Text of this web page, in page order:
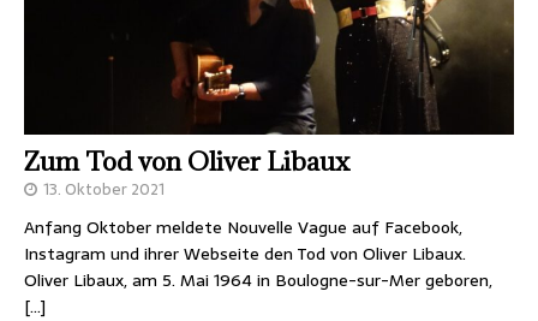
Zum Tod von Oliver Libaux
13. Oktober 2021
Anfang Oktober meldete Nouvelle Vague auf Facebook,
Instagram und ihrer Webseite den Tod von Oliver Libaux.
Oliver Libaux, am 5. Mai 1964 in Boulogne-sur-Mer geboren,
[…]